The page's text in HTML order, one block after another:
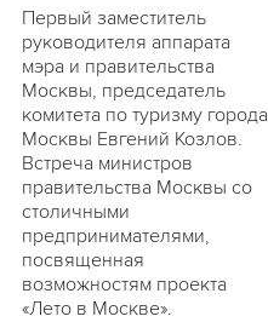
Первый заместитель
руководителя аппарата
мэра и правительства
Москвы, председатель
комитета по туризму города
Москвы Евгений Козлов.
Встреча министров
правительства Москвы со
столичными
предпринимателями,
посвященная
возможностям проекта
«Лето в Москве».